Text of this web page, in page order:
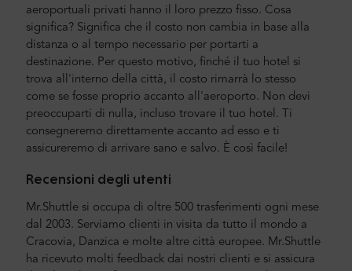
aeroportuali privati hanno il loro prezzo fisso. Cosa
significa? Significa che il costo non cambia in base alla
distanza o al tempo necessario per portarti a
destinazione. Per questo motivo, finché il tuo hotel si
trova all'interno della città, il costo rimarrà lo stesso
come se fosse proprio accanto all'aeroporto. Non devi
preoccuparti di nulla, incluso trovare il tuo hotel. Ti
consegneremo direttamente accanto ad esso e ti
assicureremo di arrivare sano e salvo. È così facile!
Recensioni degli utenti
Mr.Shuttle si occupa di oltre 500 trasferimenti ogni mese
dal 2003. Serviamo clienti in visita da tutto il mondo a
Cracovia, Danzica e molte altre città europee. Mr.Shuttle
ha ricevuto molti feedback dai nostri clienti e si assicura